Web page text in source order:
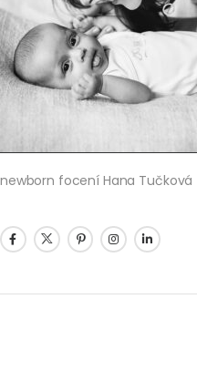
newborn focení Hana Tučková